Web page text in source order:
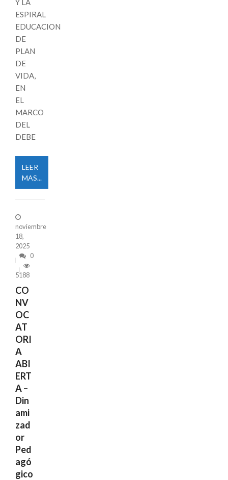
ESPIRAL
EDUCACION
DE
PLAN
DE
VIDA,
EN
EL
MARCO
DEL
DEBE
LEER
MAS...
noviembre
18,
2025
0
5188
CO
NV
OC
AT
ORI
A
ABI
ERT
A –
Din
ami
zad
or
Ped
agó
gico